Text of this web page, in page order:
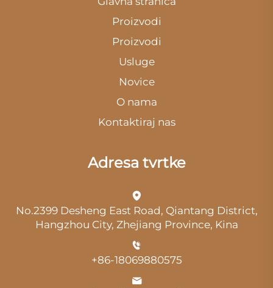
Proizvodi
Proizvodi
Usluge
Novice
O nama
Kontaktiraj nas
Adresa tvrtke
No.2399 Desheng East Road, Qiantang District,
Hangzhou City, Zhejiang Province, Kina
+86-18069880575